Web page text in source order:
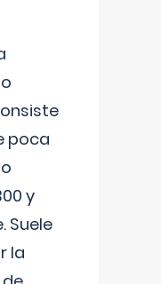
poca
y
Suele
la